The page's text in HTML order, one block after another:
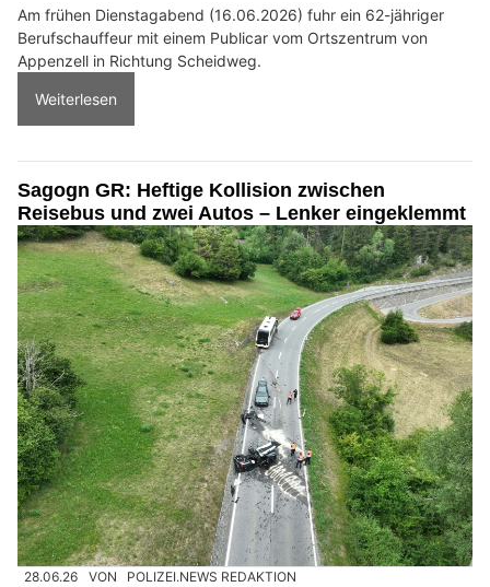
Am frühen Dienstagabend (16.06.2026) fuhr ein 62-jähriger
Berufschauffeur mit einem Publicar vom Ortszentrum von
Appenzell in Richtung Scheidweg.
Weiterlesen
Sagogn GR: Heftige Kollision zwischen
Reisebus und zwei Autos – Lenker eingeklemmt
28.06.26 VON POLIZEI.NEWS REDAKTION